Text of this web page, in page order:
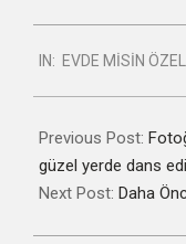
12-
26
IN: EVDE MİSİN ÖZEL
Previous Post:
güzel yerde dans
Next Post: Daha